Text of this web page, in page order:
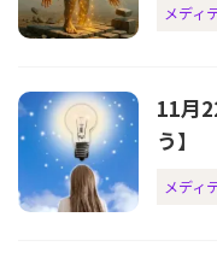
メディ
11月
う】
メディ